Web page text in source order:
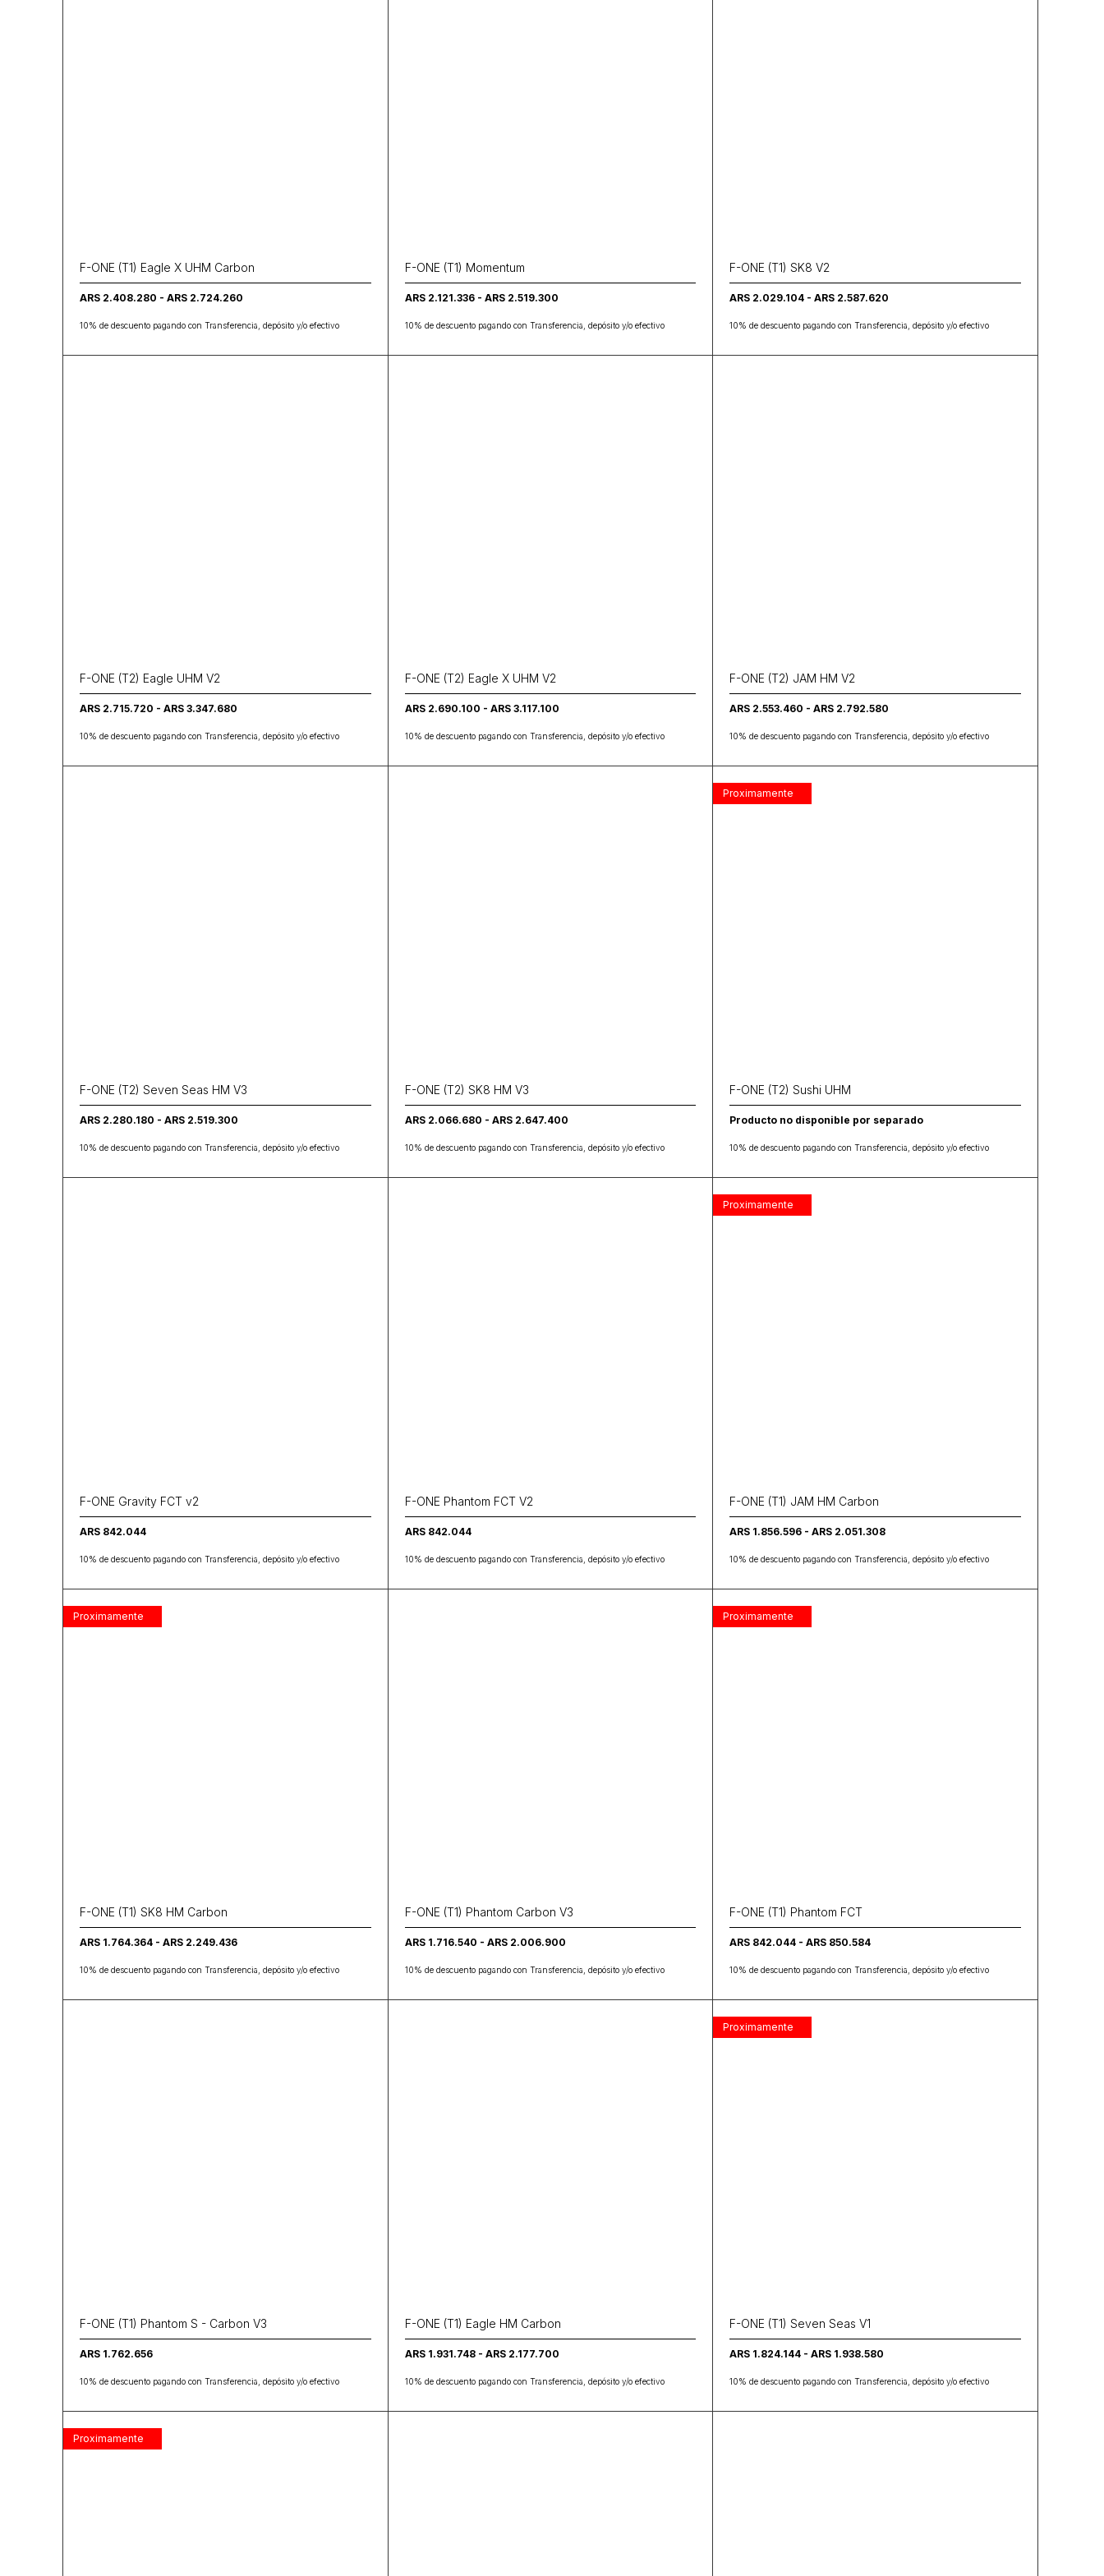
F-ONE (T1) Eagle X UHM Carbon
ARS 2.408.280 - ARS 2.724.260
10% de descuento pagando con Transferencia, depósito y/o efectivo
F-ONE (T1) Momentum
ARS 2.121.336 - ARS 2.519.300
10% de descuento pagando con Transferencia, depósito y/o efectivo
F-ONE (T1) SK8 V2
ARS 2.029.104 - ARS 2.587.620
10% de descuento pagando con Transferencia, depósito y/o efectivo
F-ONE (T2) Eagle UHM V2
ARS 2.715.720 - ARS 3.347.680
10% de descuento pagando con Transferencia, depósito y/o efectivo
F-ONE (T2) Eagle X UHM V2
ARS 2.690.100 - ARS 3.117.100
10% de descuento pagando con Transferencia, depósito y/o efectivo
F-ONE (T2) JAM HM V2
ARS 2.553.460 - ARS 2.792.580
10% de descuento pagando con Transferencia, depósito y/o efectivo
F-ONE (T2) Seven Seas HM V3
ARS 2.280.180 - ARS 2.519.300
10% de descuento pagando con Transferencia, depósito y/o efectivo
F-ONE (T2) SK8 HM V3
ARS 2.066.680 - ARS 2.647.400
10% de descuento pagando con Transferencia, depósito y/o efectivo
Proximamente
F-ONE (T2) Sushi UHM
Producto no disponible por separado
10% de descuento pagando con Transferencia, depósito y/o efectivo
F-ONE Gravity FCT v2
ARS 842.044
10% de descuento pagando con Transferencia, depósito y/o efectivo
F-ONE Phantom FCT V2
ARS 842.044
10% de descuento pagando con Transferencia, depósito y/o efectivo
Proximamente
F-ONE (T1) JAM HM Carbon
ARS 1.856.596 - ARS 2.051.308
10% de descuento pagando con Transferencia, depósito y/o efectivo
Proximamente
F-ONE (T1) SK8 HM Carbon
ARS 1.764.364 - ARS 2.249.436
10% de descuento pagando con Transferencia, depósito y/o efectivo
F-ONE (T1) Phantom Carbon V3
ARS 1.716.540 - ARS 2.006.900
10% de descuento pagando con Transferencia, depósito y/o efectivo
Proximamente
F-ONE (T1) Phantom FCT
ARS 842.044 - ARS 850.584
10% de descuento pagando con Transferencia, depósito y/o efectivo
F-ONE (T1) Phantom S - Carbon V3
ARS 1.762.656
10% de descuento pagando con Transferencia, depósito y/o efectivo
F-ONE (T1) Eagle HM Carbon
ARS 1.931.748 - ARS 2.177.700
10% de descuento pagando con Transferencia, depósito y/o efectivo
Proximamente
F-ONE (T1) Seven Seas V1
ARS 1.824.144 - ARS 1.938.580
10% de descuento pagando con Transferencia, depósito y/o efectivo
Proximamente